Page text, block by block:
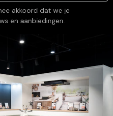
akkoord dat we je
en aanbiedingen.